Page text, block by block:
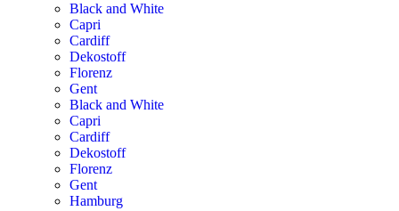
Black and White
Capri
Cardiff
Dekostoff
Florenz
Gent
Black and White
Capri
Cardiff
Dekostoff
Florenz
Gent
Hamburg